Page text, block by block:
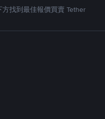
找到最佳報價買賣 Tether